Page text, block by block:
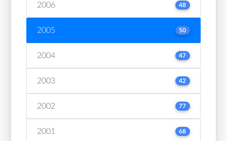
2006 48
2005 50
2004 47
2003 42
2002 77
2001 68